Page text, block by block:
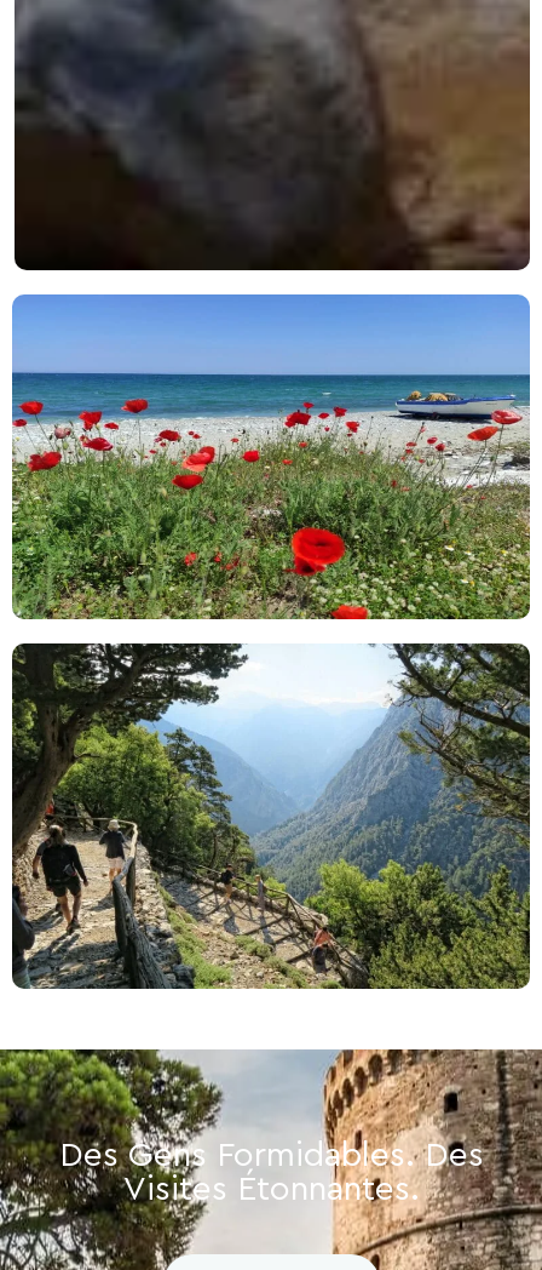
Des Gens Formidables. Des
Visites Étonnantes.